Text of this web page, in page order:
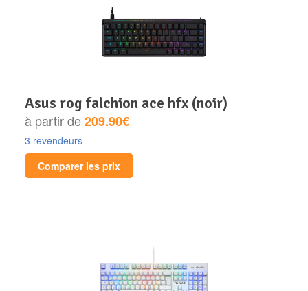
asus rog falchion ace hfx (noir)
à partir de209.90€
3 revendeurs
Comparer les prix